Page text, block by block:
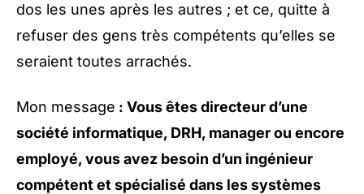
dos les unes après les autres ; et ce, quitte à
refuser des gens très compétents qu’elles se
seraient toutes arrachés.
Mon message : Vous êtes directeur d’une
société informatique, DRH, manager ou encore
employé, vous avez besoin d’un ingénieur
compétent et spécialisé dans les systèmes